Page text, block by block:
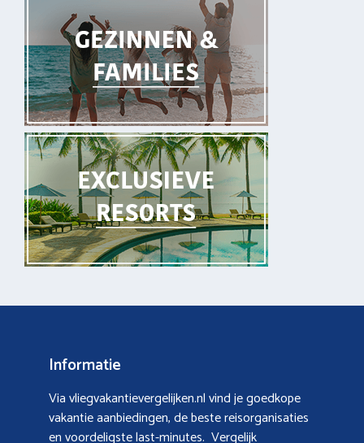
Informatie
Via vliegvakantievergelijken.nl vind je goedkope
vakantie aanbiedingen, de beste reisorganisaties
en voordeligste last-minutes. Vergelijk